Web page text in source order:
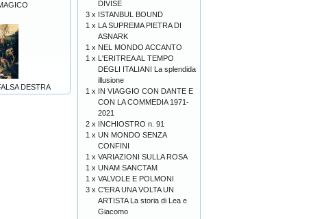
DESTRA
DIVISE
3 x ISTANBUL BOUND
1 x LA SUPREMA PIETRA DI
ASNARK
1 x NEL MONDO ACCANTO
1 x L'ERITREA AL TEMPO
DEGLI ITALIANI La splendida
illusione
1 x IN VIAGGIO CON DANTE E
CON LA COMMEDIA 1971-
2021
2 x INCHIOSTRO n. 91
1 x UN MONDO SENZA
CONFINI
1 x VARIAZIONI SULLA ROSA
1 x UNAM SANCTAM
1 x VALVOLE E POLMONI
3 x C'ERA UNA VOLTA UN
ARTISTA La storia di Lea e
Giacomo